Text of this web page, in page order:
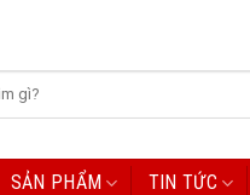
SẢN PHẨM TIN TỨC